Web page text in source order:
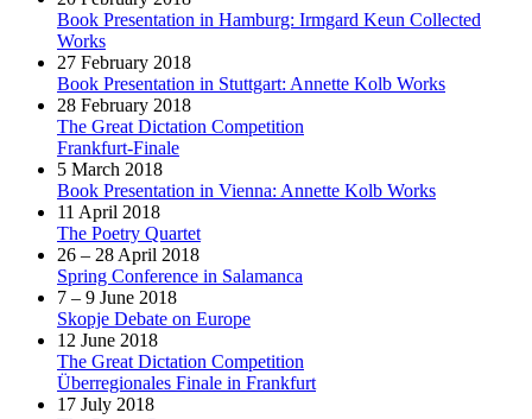
Book Presentation in Hamburg: Irmgard Keun Collected
Works
27 February 2018
Book Presentation in Stuttgart: Annette Kolb Works
28 February 2018
The Great Dictation Competition
Frankfurt-Finale
5 March 2018
Book Presentation in Vienna: Annette Kolb Works
11 April 2018
The Poetry Quartet
26 – 28 April 2018
Spring Conference in Salamanca
7 – 9 June 2018
Skopje Debate on Europe
12 June 2018
The Great Dictation Competition
Überregionales Finale in Frankfurt
17 July 2018